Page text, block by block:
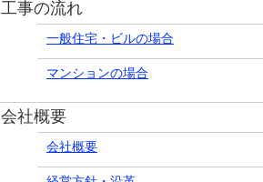
工事の流れ
一般住宅・ビルの場合
マンションの場合
会社概要
会社概要